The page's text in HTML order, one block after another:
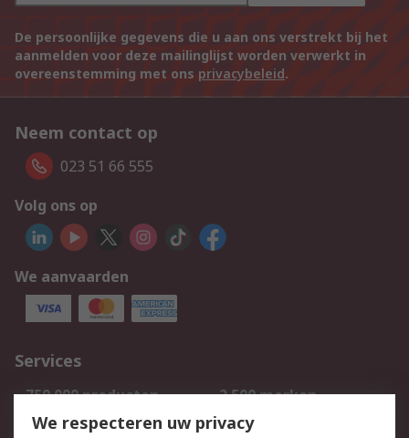
De persoonlijke gegevens die u aan ons verstrekt bij het
aanmelden voor deze mailinglijst worden verwerkt in
overeenstemming met ons privacybeleid.
Neem contact op
023 51 66 555
Volg ons op
We aanvaarden
Services
750.000 producten
2.500 merken
Bestellen
Inkoopoplossingen
We respecteren uw privacy